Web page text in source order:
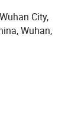
고 있으며 에
의 인증을
리파이, 오렌
이어폰 및 무
장된 완전한
City,
Wuhan,